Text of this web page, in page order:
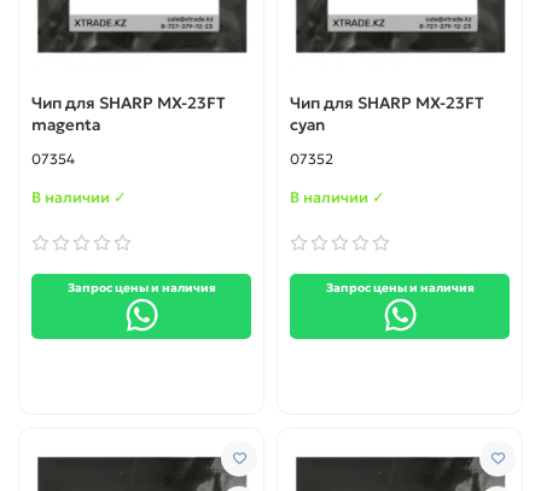
Чип для SHARP MX-23FT
magenta
07354
В наличии ✓
Запрос цены и наличия
Чип для SHARP MX-23FT
cyan
07352
В наличии ✓
Запрос цены и наличия